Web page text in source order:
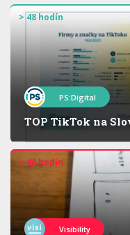
> 48 hodín
PS:Digital
TOP TikTok na
> 48 hodín
Visibility